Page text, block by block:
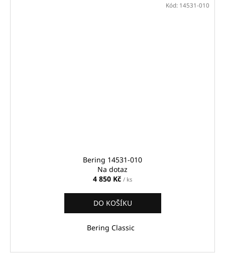
Bering 14531-010
Na dotaz
4 850 Kč / ks
DO KOŠÍKU
Bering Classic
Kód: 14531-010